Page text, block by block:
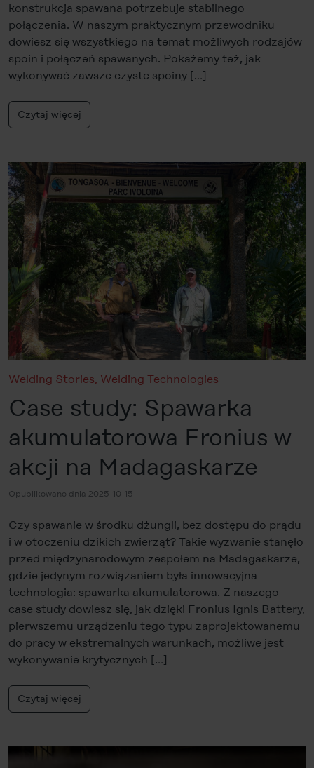
konstrukcja spawana potrzebuje stabilnego
połączenia. W naszym praktycznym przewodniku
dowiesz się wszystkiego na temat możliwych rodzajów
spoin i połączeń spawanych. Pokażemy też, jak
wykonywać zawsze czyste spoiny […]
Czytaj więcej
Welding Stories, Welding Technologies
Case study: Spawarka
akumulatorowa Fronius w
akcji na Madagaskarze
Opublikowano dnia 2025-10-15
Czy spawanie w środku dżungli, bez dostępu do prądu
i w otoczeniu dzikich zwierząt? Takie wyzwanie stanęło
przed międzynarodowym zespołem na Madagaskarze,
gdzie jedynym rozwiązaniem była innowacyjna
technologia: spawarka akumulatorowa. Z naszego
case study dowiesz się, jak dzięki Fronius Ignis Battery,
pierwszemu urządzeniu tego typu zaprojektowanemu
do pracy w ekstremalnych warunkach, możliwe jest
wykonywanie krytycznych […]
Czytaj więcej